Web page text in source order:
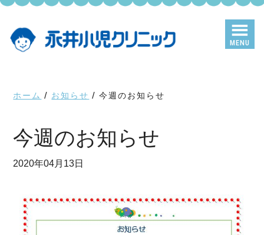
MENU
Skip
main
content
Skip
primary
sidebar
ホーム / お知らせ / 今週のお知らせ
今週のお知らせ
2020年04月13日